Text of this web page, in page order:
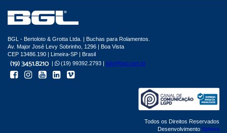
BGL - Bertoloto & Grotta Ltda. | Buchas para Rolamentos.
Av. Major José Levy Sobrinho, 1296 | Boa Vista
CEP 13486.190 | Limeira-SP | Brasil
|
(19) 99392.2793 | info@bgl.com.br
Todos os Direitos Reservados
Desenvolvimento Sphera